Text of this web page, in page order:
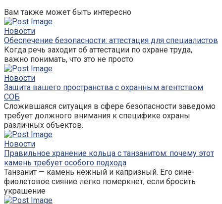
Вам также может быть интересно
Новости
Обеспечение безопасности: аттестация для специалистов
Когда речь заходит об аттестации по охране труда,
важно понимать, что это не просто
Новости
Защита вашего пространства с охранным агентством
СОБ
Сложившаяся ситуация в сфере безопасности заведомо
требует должного внимания к специфике охраны
различных объектов.
Новости
Правильное хранение кольца с танзанитом: почему этот
камень требует особого подхода
Танзанит — камень нежный и капризный. Его сине-
фиолетовое сияние легко померкнет, если бросить
украшение